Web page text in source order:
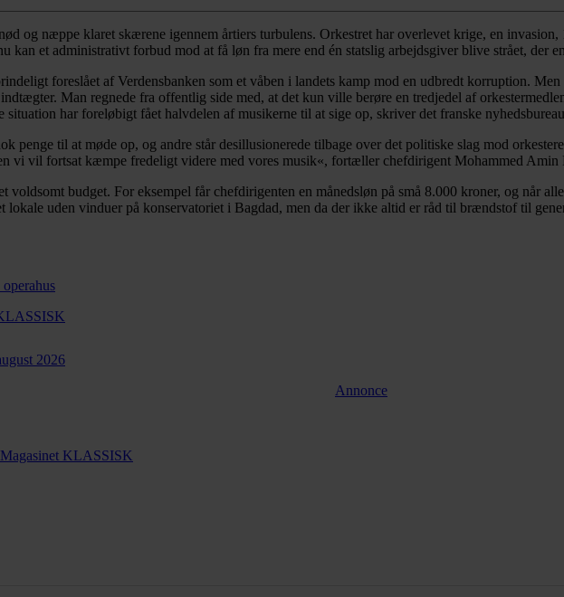
og næppe klaret skærene igennem årtiers turbulens. Orkestret har overlevet krige, en
kan et administrativt forbud mod at få løn fra mere end én statslig arbejdsgiver blive strået, der
foreslået af Verdensbanken som et våben i landets kamp mod en udbredt korruption.
Man regnede fra offentlig side med, at det kun ville berøre en tredjedel af
situation har foreløbigt fået halvdelen af musikerne til at sige op, skriver det franske
penge til at møde op, og andre står desillusionerede tilbage over det politiske slag mod
vi vil fortsat kæmpe fredeligt videre med vores musik«, fortæller chefdirigent Mohammed Amin
budget. For eksempel får chefdirigenten en månedsløn på små 8.000 kroner, og når
uden vinduer på konservatoriet i Bagdad, men da der ikke altid er råd til brændstof til
Annonce